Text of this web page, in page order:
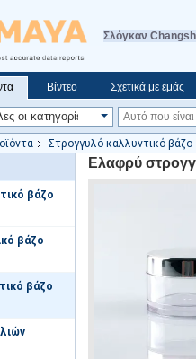
Σλόγκαν
Βίντεο Σχετικά με εμάς
Ειδήσεις
Στρογγυλό καλλυντικό βάζο
βάζο
βάζο
βάζο
Ελαφρύ